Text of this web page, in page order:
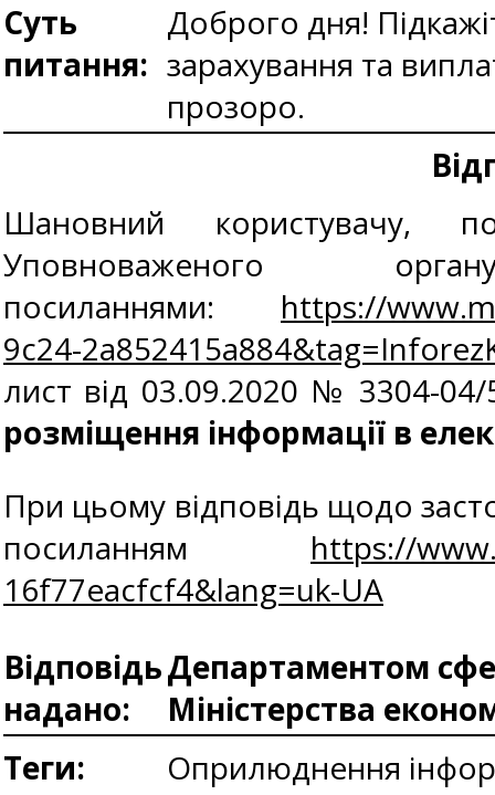
Суть
питання:
Доброго дня!
зарахування та
прозоро.
Шановний користувачу,
Уповноваженого
посиланнями: https://
9c24-
лист від 03.09.2020 № 3304-
розміщення інформації в
При цьому відповідь щодо
посиланням https://
16f77eacfcf4&lang=uk-UA
Відповідь
надано:
Департаментом
Міністерства
Теги:
Оприлюднення